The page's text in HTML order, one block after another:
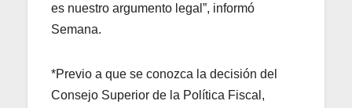
es nuestro argumento legal”, informó
Semana.
*Previo a que se conozca la decisión del
Consejo Superior de la Política Fiscal,